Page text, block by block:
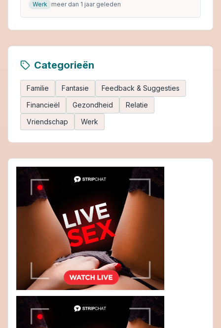
Werk meer dan 1 jaar geleden
Categorieën
Familie Fantasie
Feedback & Suggesties
Financieël
Gezondheid
Relatie
Vriendschap
Werk